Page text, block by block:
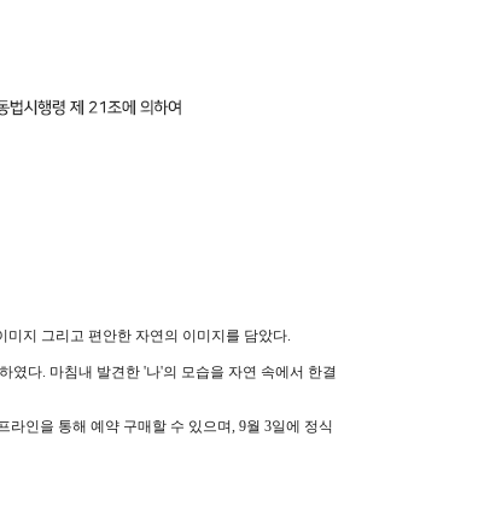
미지 그리고 편안한 자연의 이미지를 담았다.
였다. 마침내 발견한 '나'의 모습을 자연 속에서 한결
라인을 통해 예약 구매할 수 있으며, 9월 3일에 정식